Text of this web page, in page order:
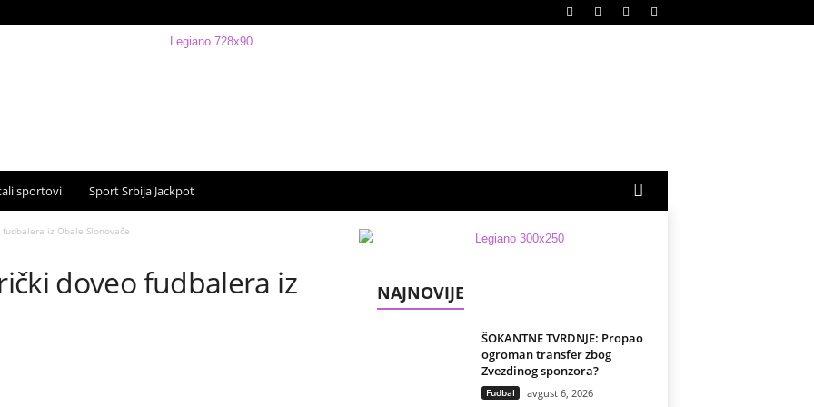
sportovi Sport Srbija Jackpot
fudbalera iz Obale Slonovače
doveo fudbalera iz
NAJNOVIJE
ŠOKANTNE TVRDNJE: Propao
ogroman transfer zbog
Zvezdinog sponzora?
Fudbal avgust 6, 2026